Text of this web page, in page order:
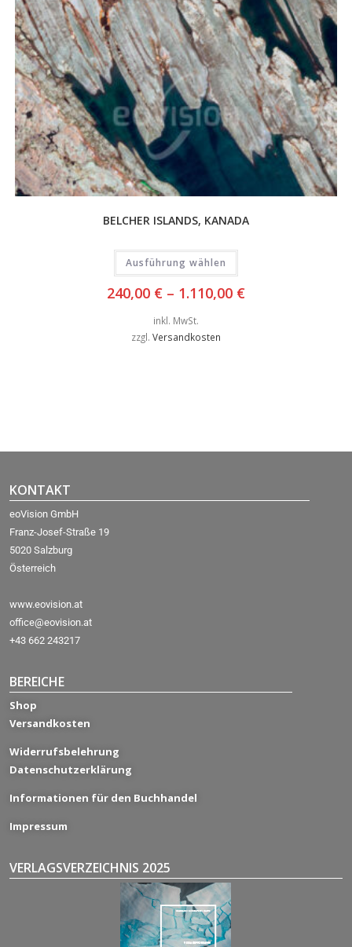
BELCHER ISLANDS, KANADA
Ausführung wählen
240,00 € – 1.110,00 €
inkl. MwSt.
zzgl. Versandkosten
KONTAKT
eoVision GmbH
Franz-Josef-Straße 19
5020 Salzburg
Österreich
www.eovision.at
office@eovision.at
+43 662 243217
BEREICHE
Shop
Versandkosten
Widerrufsbelehrung
Datenschutzerklärung
Informationen für den Buchhandel
Impressum
VERLAGSVERZEICHNIS 2025